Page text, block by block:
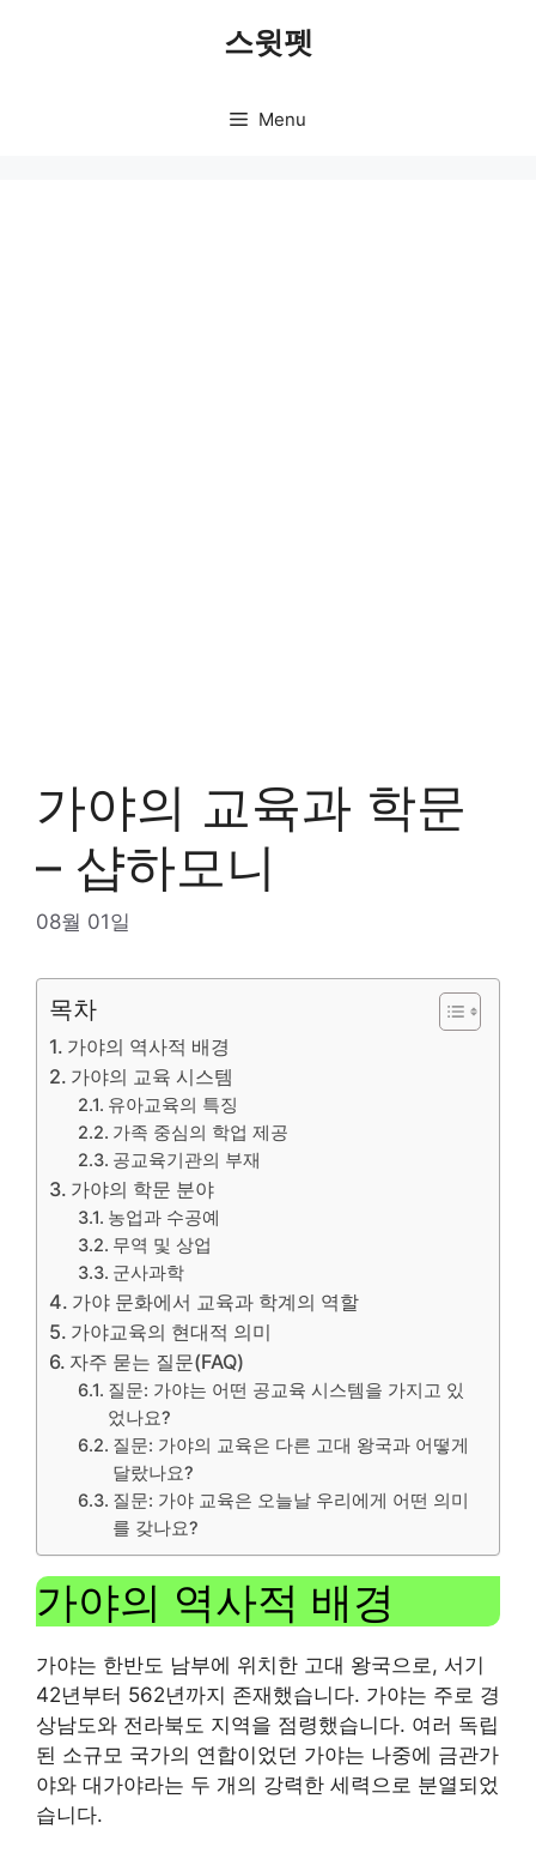
스윗펫
Menu
가야의 교육과 학문
– 샵하모니
08월 01일
목차
가야의 역사적 배경
가야의 교육 시스템
유아교육의 특징
가족 중심의 학업 제공
공교육기관의 부재
가야의 학문 분야
농업과 수공예
무역 및 상업
군사과학
가야 문화에서 교육과 학계의 역할
가야교육의 현대적 의미
자주 묻는 질문(FAQ)
질문: 가야는 어떤 공교육 시스템을 가지고 있
었나요?
질문: 가야의 교육은 다른 고대 왕국과 어떻게
달랐나요?
질문: 가야 교육은 오늘날 우리에게 어떤 의미
를 갖나요?
가야의 역사적 배경
가야는 한반도 남부에 위치한 고대 왕국으로, 서기
42년부터 562년까지 존재했습니다. 가야는 주로 경
상남도와 전라북도 지역을 점령했습니다. 여러 독립
된 소규모 국가의 연합이었던 가야는 나중에 금관가
야와 대가야라는 두 개의 강력한 세력으로 분열되었
습니다.